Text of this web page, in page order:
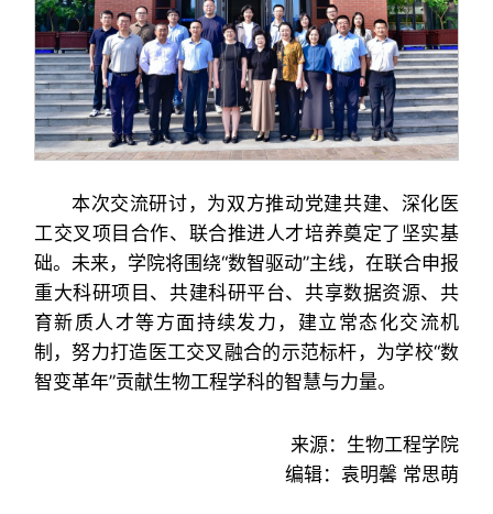
本次交流研讨，为双方推动党建共建、深化医
工交叉项目合作、联合推进人才培养奠定了坚实基
础。未来，学院将围绕“数智驱动”主线，在联合申报
重大科研项目、共建科研平台、共享数据资源、共
育新质人才等方面持续发力，建立常态化交流机
制，努力打造医工交叉融合的示范标杆，为学校“数
智变革年”贡献生物工程学科的智慧与力量。
来源：生物工程学院
编辑：袁明馨 常思萌